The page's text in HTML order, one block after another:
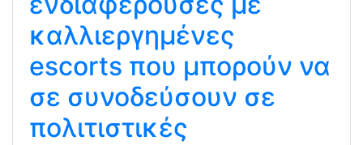
καλλιεργημένες
escorts που μπορούν να
σε συνοδεύσουν σε
πολιτιστικές